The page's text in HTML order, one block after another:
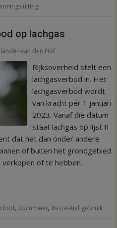
op lachgas
van den Hof
Rijksoverheid stelt een
lachgasverbod in. Het
lachgasverbod wordt
van kracht per 1 januari
2023. Vanaf die datum
staat lachgas op lijst II
dat het dan onder andere
of buiten het grondgebied
of te hebben.
, Opiumwet, Recreatief gebruik